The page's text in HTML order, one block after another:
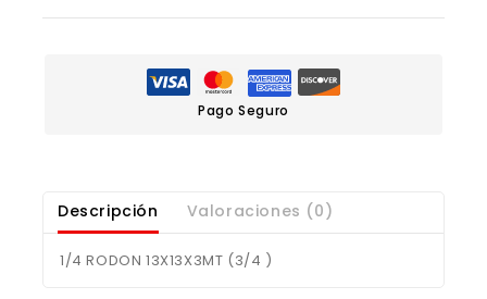
Pago Seguro
Descripción Valoraciones (0)
1/4 RODON 13X13X3MT (3/4 )